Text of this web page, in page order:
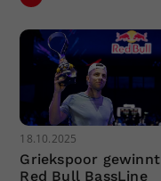
18.10.2025
Griekspoor gewinnt
Red Bull BassLine